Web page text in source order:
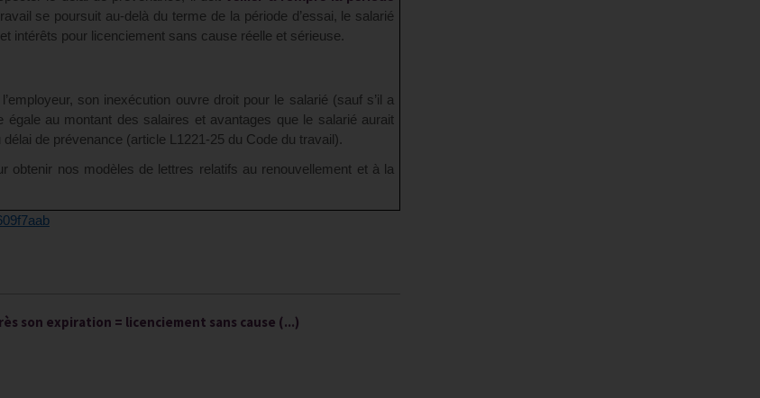
se poursuit au-delà du terme de la période d’essai, le salarié
intérêts pour licenciement sans cause réelle et sérieuse.
son inexécution ouvre droit pour le salarié (sauf s’il a
au montant des salaires et avantages que le salarié aurait
de prévenance (article L1221-25 du Code du travail).
obtenir nos modèles de lettres relatifs au renouvellement et à la
son expiration = licenciement sans cause (...)